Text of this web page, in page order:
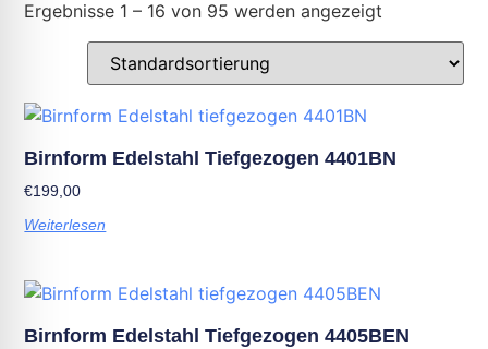
Ergebnisse 1 – 16 von 95 werden angezeigt
Birnform Edelstahl Tiefgezogen 4401BN
€199,00
Weiterlesen
Birnform Edelstahl Tiefgezogen 4405BEN